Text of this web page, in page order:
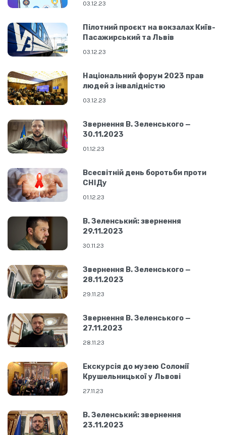
03.12.23
Пілотний проєкт на вокзалах Київ-
Пасажирський та Львів
03.12.23
Національний форум 2023 прав
людей з інвалідністю
03.12.23
Звернення В. Зеленського —
30.11.2023
01.12.23
Всесвітній день боротьби проти
СНІДу
01.12.23
В. Зеленський: звернення
29.11.2023
30.11.23
Звернення В. Зеленського —
28.11.2023
29.11.23
Звернення В. Зеленського —
27.11.2023
28.11.23
Екскурсія до музею Соломії
Крушельницької у Львові
27.11.23
В. Зеленський: звернення
23.11.2023